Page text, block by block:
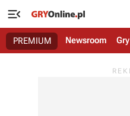

PREMIUM Newsroom Gry